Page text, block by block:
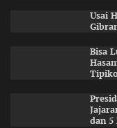
Usai
Bisa
dan 5